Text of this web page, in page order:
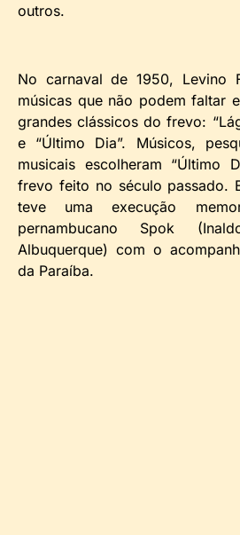
outros.
No carnaval de 1950, Levino
músicas que não podem faltar
grandes clássicos do frevo:
e “Último Dia”. Músicos,
musicais escolheram “Último
frevo feito no século passado.
teve uma execução
pernambucano Spok
Albuquerque) com o
da Paraíba.